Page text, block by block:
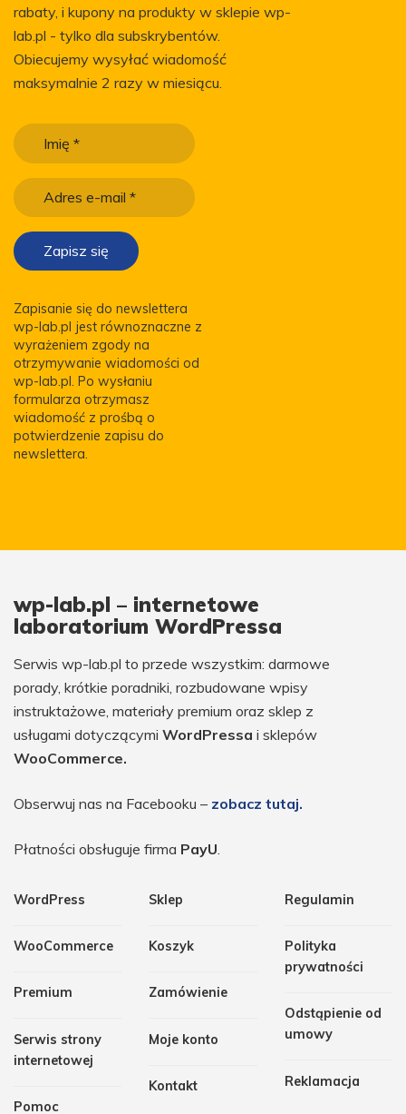
rabaty, i kupony na produkty w sklepie wp-
lab.pl - tylko dla subskrybentów.
Obiecujemy wysyłać wiadomość
maksymalnie 2 razy w miesiącu.
Zapisanie się do newslettera
wp-lab.pl jest równoznaczne z
wyrażeniem zgody na
otrzymywanie wiadomości od
wp-lab.pl. Po wysłaniu
formularza otrzymasz
wiadomość z prośbą o
potwierdzenie zapisu do
newslettera.
wp-lab.pl – internetowe
laboratorium WordPressa
Serwis wp-lab.pl to przede wszystkim: darmowe
porady, krótkie poradniki, rozbudowane wpisy
instruktażowe, materiały premium oraz sklep z
usługami dotyczącymi WordPressa i sklepów
WooCommerce.
Obserwuj nas na Facebooku – zobacz tutaj.
Płatności obsługuje firma PayU.
WordPress
WooCommerce
Premium
Serwis strony
internetowej
Pomoc
Sklep
Koszyk
Zamówienie
Moje konto
Kontakt
Regulamin
Polityka
prywatności
Odstąpienie od
umowy
Reklamacja